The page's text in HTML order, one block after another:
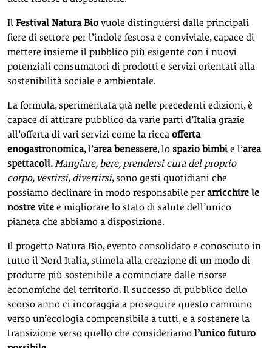
Il Festival Natura Bio vuole distinguersi dalle principali
fiere di settore per l’indole festosa e conviviale, capace di
mettere insieme il pubblico più esigente con i nuovi
potenziali consumatori di prodotti e servizi orientati alla
sostenibilità sociale e ambientale.
La formula, sperimentata già nelle precedenti edizioni, è
capace di attirare pubblico da varie parti d’Italia grazie
all’offerta di vari servizi come la ricca offerta
enogastronomica, l’area benessere, lo spazio bimbi e l’area
spettacoli.Mangiare, bere, prendersi cura del proprio
corpo, vestirsi, divertirsi, sono gesti quotidiani che
possiamo declinare in modo responsabile perarricchire le
nostre vite e migliorare lo stato di salute dell’unico
pianeta che abbiamo a disposizione.
Il progetto Natura Bio, evento consolidato e conosciuto in
tutto il Nord Italia, stimola alla creazione di un modo di
produrre più sostenibile a cominciare dalle risorse
economiche del territorio. Il successo di pubblico dello
scorso anno ci incoraggia a proseguire questo cammino
verso un’ecologia comprensibile a tutti, e a sostenere la
transizione verso quello che consideriamo l’unico futuro